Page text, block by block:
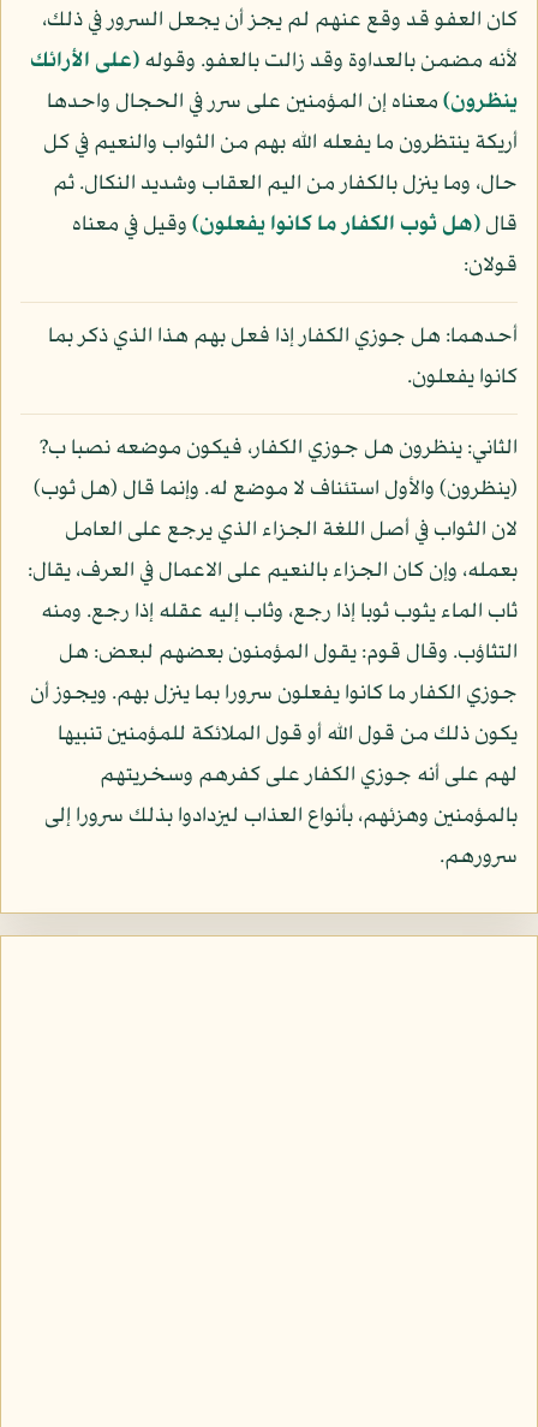
كان العفو قد وقع عنهم لم يجز أن يجعل السرور في ذلك،
لأنه مضمن بالعداوة وقد زالت بالعفو. وقوله(على الأرائك
ينظرون)معناه إن المؤمنين على سرر في الحجال واحدها
أريكة ينتظرون ما يفعله الله بهم من الثواب والنعيم في كل
حال، وما ينزل بالكفار من اليم العقاب وشديد النكال. ثم
قال(هل ثوب الكفار ما كانوا يفعلون)وقيل في معناه
قولان:
أحدهما: هل جوزي الكفار إذا فعل بهم هذا الذي ذكر بما
كانوا يفعلون.
الثاني: ينظرون هل جوزي الكفار، فيكون موضعه نصبا ب?
(ينظرون) والأول استئناف لا موضع له. وإنما قال (هل ثوب)
لان الثواب في أصل اللغة الجزاء الذي يرجع على العامل
بعمله، وإن كان الجزاء بالنعيم على الاعمال في العرف، يقال:
ثاب الماء يثوب ثوبا إذا رجع، وثاب إليه عقله إذا رجع. ومنه
التثاؤب. وقال قوم: يقول المؤمنون بعضهم لبعض: هل
جوزي الكفار ما كانوا يفعلون سرورا بما ينزل بهم. ويجوز أن
يكون ذلك من قول الله أو قول الملائكة للمؤمنين تنبيها
لهم على أنه جوزي الكفار على كفرهم وسخريتهم
بالمؤمنين وهزئهم، بأنواع العذاب ليزدادوا بذلك سرورا إلى
سرورهم.